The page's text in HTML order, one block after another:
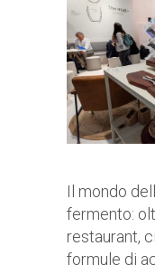
Il mondo
fermento:
restaurant,
formule di